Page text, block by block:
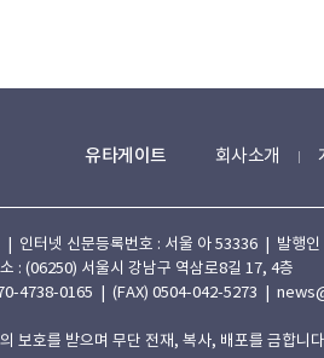
유타게이트 회사소개
인터넷 신문등록번호 : 서울 아 53336 | 발행
: (06250) 서울시 강남구 역삼로8길 17, 4층
4738-0165 | (FAX) 0504-042-5273 |
보호를 받으며 무단 전재, 복사, 배포를 금합니